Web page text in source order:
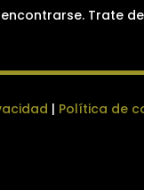
Trate
| Política de